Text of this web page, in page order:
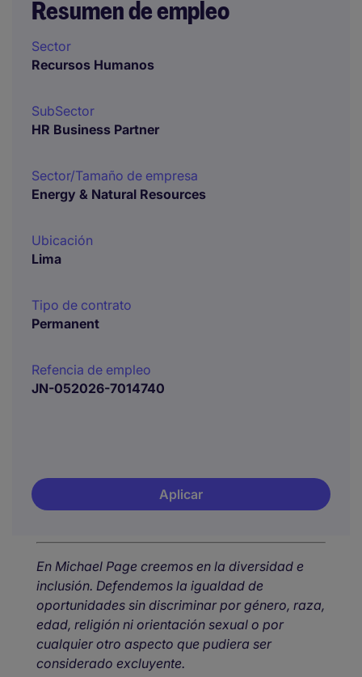
Resumen de empleo
Sector
Recursos Humanos
SubSector
HR Business Partner
Sector/Tamaño de empresa
Energy & Natural Resources
Ubicación
Lima
Tipo de contrato
Permanent
Refencia de empleo
JN-052026-7014740
Aplicar
En Michael Page creemos en la diversidad e
inclusión. Defendemos la igualdad de
oportunidades sin discriminar por género, raza,
edad, religión ni orientación sexual o por
cualquier otro aspecto que pudiera ser
considerado excluyente.